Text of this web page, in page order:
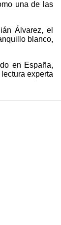
una de las
Álvarez, el
blanco,
en España,
experta